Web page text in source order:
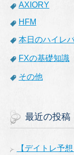
AXIORY
HFM
本日のハイレ
FXの基礎知識
その他
最近の投稿
【デイトレ予